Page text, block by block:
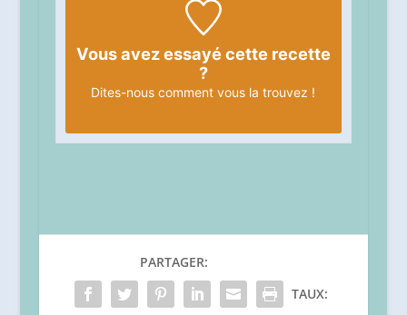
Vous avez essayé cette recette
?
Dites-nous comment vous la trouvez !
PARTAGER:
TAUX: